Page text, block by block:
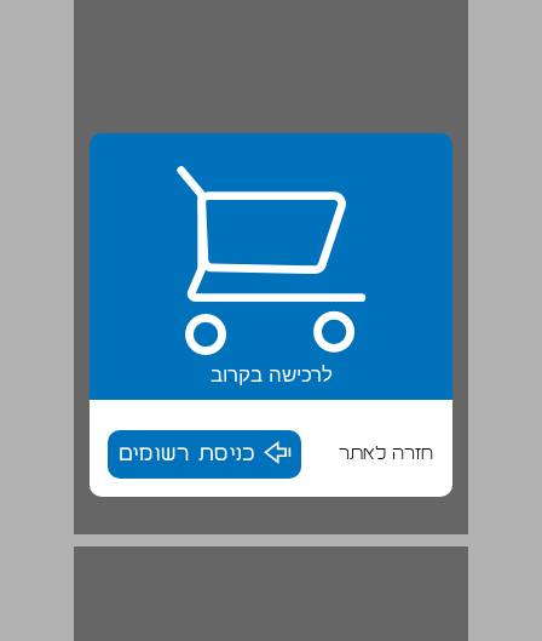
לרכישה בקרוב
חזרה לאתר כניסת רשומים
מציור למילים | תרגיל ... 15